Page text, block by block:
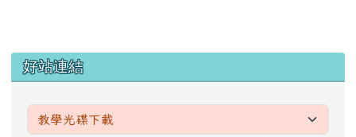
左邊區域內容
好站連結